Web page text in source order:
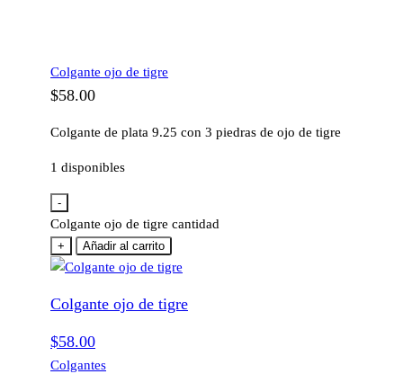
Colgante ojo de tigre
$58.00
Colgante de plata 9.25 con 3 piedras de ojo de tigre
1 disponibles
-
Colgante ojo de tigre cantidad
+ Añadir al carrito
Colgante ojo de tigre
$58.00
Colgantes